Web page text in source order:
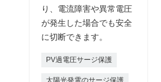
り、電流障害や異常電圧
が発生した場合でも安全
に切断できます。
PV過電圧サージ保護
太陽光発電のサージ保護